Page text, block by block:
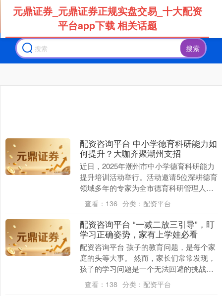
搜索
元鼎证券_元鼎证券正规实盘交易_十大配资
平台app下载 相关话题
配资咨询平台 中小学德育科研能力如
何提升？大咖齐聚潮州支招
近日，2025年潮州市中小学德育科研能力
提升培训活动举行。活动邀请5位深耕德育
领域多年的专家为全市德育科研管理人
员、中小学德育专项课题组成员及德育骨
干教师约20....
查看： 136 分类： 配资平台
配资咨询平台 “一减二放三引导”，盯
学习正确姿势，家有上学娃必看
配资咨询平台 孩子的教育问题，是每个家
庭的头等大事。 然而，家长们常常发现，
孩子的学习问题是一个无法回避的挑战。
无论是缺乏认真听讲的态度，还是偏科、
潦草的作业及....
查看： 138 分类： 配资平台